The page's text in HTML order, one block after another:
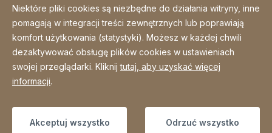
Media społecznościowe
Site Web
[Website information]
Mapa strony
Copyright © 2026
Niektóre pliki cookies są niezbędne do działania witryny, inne
pomagają w integracji treści zewnętrznych lub poprawiają
komfort użytkowania (statystyki). Możesz w każdej chwili
dezaktywować obsługę plików cookies w ustawieniach
swojej przeglądarki. Kliknijtutaj, aby uzyskać więcej
informacji.
Akceptuj wszystko Odrzuć wszystko